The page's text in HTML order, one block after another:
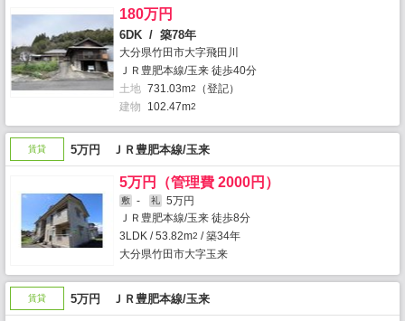
180万円
6DK / 築78年
大分県竹田市大字飛田川
ＪＲ豊肥本線/玉来 徒歩40分
土地 731.03m2
（登記）
建物
102.47m2
賃貸 5万円 ＪＲ豊肥本線/玉来
5万円（管理費 2000円）
敷 - 礼
5万円
ＪＲ豊肥本線/玉来 徒歩8分
3LDK / 53.82m2 / 築34年
大分県竹田市大字玉来
賃貸 5万円 ＪＲ豊肥本線/玉来